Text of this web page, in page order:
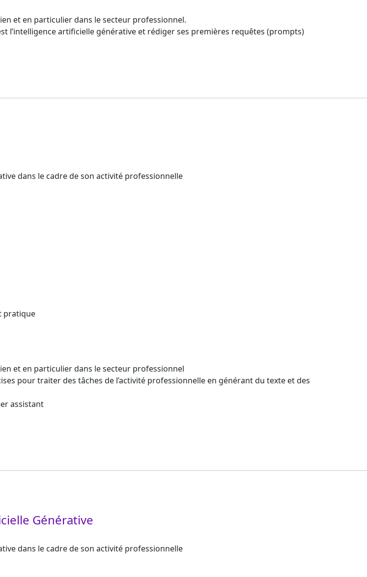
et en particulier dans le secteur professionnel.
l’intelligence artificielle générative et rédiger ses premières requêtes (prompts)
dans le cadre de son activité professionnelle
pratique
et en particulier dans le secteur professionnel
pour traiter des tâches de l’activité professionnelle en générant du texte et des
assistant
Générative
dans le cadre de son activité professionnelle